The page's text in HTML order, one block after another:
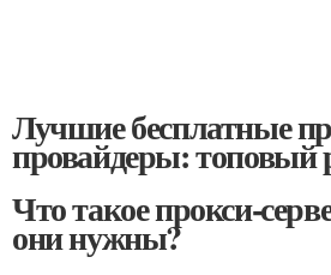
Лучшие бесплатные
провайдеры: топовый
Что такое прокси-
они нужны?